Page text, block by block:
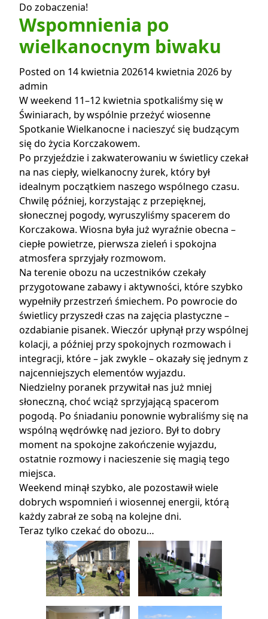
Do zobaczenia!
Wspomnienia po
wielkanocnym biwaku
Posted on 14 kwietnia 202614 kwietnia 2026 by
admin
W weekend 11–12 kwietnia spotkaliśmy się w
Świniarach, by wspólnie przeżyć wiosenne
Spotkanie Wielkanocne i nacieszyć się budzącym
się do życia Korczakowem.
Po przyjeździe i zakwaterowaniu w świetlicy czekał
na nas ciepły, wielkanocny żurek, który był
idealnym początkiem naszego wspólnego czasu.
Chwilę później, korzystając z przepięknej,
słonecznej pogody, wyruszyliśmy spacerem do
Korczakowa. Wiosna była już wyraźnie obecna –
ciepłe powietrze, pierwsza zieleń i spokojna
atmosfera sprzyjały rozmowom.
Na terenie obozu na uczestników czekały
przygotowane zabawy i aktywności, które szybko
wypełniły przestrzeń śmiechem. Po powrocie do
świetlicy przyszedł czas na zajęcia plastyczne –
ozdabianie pisanek. Wieczór upłynął przy wspólnej
kolacji, a później przy spokojnych rozmowach i
integracji, które – jak zwykle – okazały się jednym z
najcenniejszych elementów wyjazdu.
Niedzielny poranek przywitał nas już mniej
słoneczną, choć wciąż sprzyjającą spacerom
pogodą. Po śniadaniu ponownie wybraliśmy się na
wspólną wędrówkę nad jezioro. Był to dobry
moment na spokojne zakończenie wyjazdu,
ostatnie rozmowy i nacieszenie się magią tego
miejsca.
Weekend minął szybko, ale pozostawił wiele
dobrych wspomnień i wiosennej energii, którą
każdy zabrał ze sobą na kolejne dni.
Teraz tylko czekać do obozu…